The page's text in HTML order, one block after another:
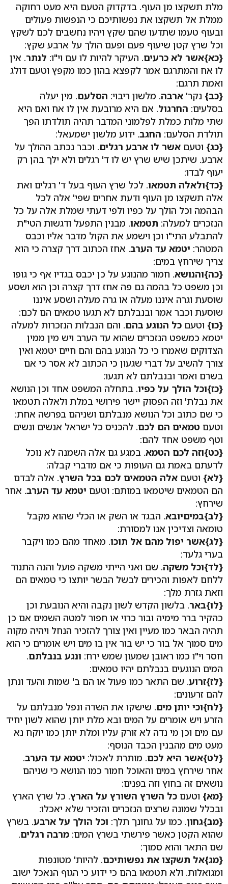
מלת תשקצו מן העוף. בדקדוק הטעם היא מעט רחוקה
ממלת אל תשקצו את נפשותיכם כי הנפשות פעולים
ובעוף טעמו שתדעו שהם שקץ ויהיו נחשבים לכם לשקץ
וכל שרץ קטן שיעוף פעם ופעם הולך על ארבע שקץ:
{כא}אשר לא כרעים. העיקר להיות לו עם וי"ו: לנתר. אין
לו אח והמתרגם אמר לקפצא בהון כמו מקפץ וטעם דולג
ואמת תרגם:
{כב} נקר' ארבה. מלשון ריבוי: הסלעם. מין יעלה
בסלעים: החרגול. אם היא מרובעת אין לו אח ואם היא
שתי מלות כמלת לפלמוני המדבר תהיה תולדתו הפך
תולדת הסלעם: החגב. ידוע מלשון ישמעאל:
{כג} וטעם אשר לו ארבע רגלים. וכבר נכתב ההולך על
ארבע. שיתכן שיש שרץ יש לו ד' רגלים ולא ילך בהן רק
יעוף לבדו:
{כד}ולאלה תטמאו. לכל שרץ העוף בעל ד' רגלים ואת
אלה תשקצו מן העוף ודעת אחרים שפי' אלה לכל
הבהמה וכל הולך על כפיו ולפי דעתי שמלת אלה על כל
הנזכרים למעלה: תטמאו. מבנין התפעל ודגשות הטי"ת
להתבלע התי"ו וכן וישמע את הקול מדבר אליו וכבס
המטהר: יטמא עד הערב. אחז הכתוב דרך קצרה כי הוא
צריך שירחץ במים:
{כה}והנושא. חמור מהנוגע על כן יכבס בגדיו אף כי גופו
וכן משפט כל בהמה גם פה אחז דרך קצרה וכן הוא ושסע
שוסעת וגרה איננו מעלה או גרה מעלה ושסע איננו
שוסעת וכבר אמר ובנבלתם לא תגעו טמאים הם לכם:
{כו} וטעם כל הנוגע בהם. והם הנבלות הנזכרות למעלה
יטמא כמשפט הנזכרים שהוא עד הערב ויש מין ממין
הצדוקים שאמרו כי כל הנוגע בהם והם חיים יטמא ואין
צורך להשיב על דברי שגעון כי הכתוב לא אסר כי אם
בשרם ואמר ובנבלתם לא תגעו:
{כז}וכל הולך על כפיו. בתחלה המשפט אחד וכן הנושא
את נבלת' וזה הפסוק יישר פירושי במלת ולאלה תטמאו
כי שם כתוב וכל הנושא מנבלתם ושניהם בפרשה אחת:
וטעם טמאים הם לכם. להכניס כל ישראל אנשים ונשים
וטף משפט אחד להם:
{כט}וזה לכם הטמא. במגע גם אלה השמנה לא נוכל
לדעתם באמת גם העופות כי אם מדברי קבלה:
{לא} וטעם אלה הטמאים לכם בכל השרץ. אלה לבדם
הם הטמאים שיטמאו במותם: וטעם יטמא עד הערב. אחר
שירחץ:
{לב}במיםיובא. הבגד או השק או הכלי שהוא מקבל
טומאה וצדיכין אנו למסורת:
{לג}אשר יפול מהם אל תוכו. מאחד מהם כמו ויקבר
בערי גלעד:
{לד}וכל משקה. שם ואני הייתי משקה פועל והנה התנוד
ללחם לאפות והכירים לבשל הבשר יותצו כי טמאים הם
וזאת גזרת מלך:
{לו}באר. בלשון הקדש לשון נקבה והיא הנובעת וכן
כהקיר ברר מימיה ובור כרוי או חפור למטה השמים אם כן
תהיה הבאר כמו מעיין ואין צורך להזכיר הנחל ויהיה מקוה
מים סמוך אל בור כי יש בור אין בו מים ויש אומרים כי הוא
חסר וי"ו כמו ראובן שמעון שמש ירח: ונגע בנבלתם.
המים הנוגעים בנבלתם יהיו טמאים:
{לז}זרוע. שם התאר כמו פעול או הם ב' שמות והעד ונתן
להם זרעונים:
{לח}וכי יותן מים. שישקו את השדה ונפל מנבלתם על
הזרע ויש אומרים על המים ובא מלת יותן שהוא לשון יחיד
עם מים וכן מי נדה לא זורק עליו ומלת יותן כמו יוקח נא
מעט מים מהבנין הכבד הנוסף:
{לט}אשר היא לכם. מותרת לאכול: יטמא עד הערב.
אחר שירחץ במים והאוכל חמור כמו הנושא כי שניהם
נושאים זה בחוץ וזה בפנים:
{מא} וטעם כל השרץ השורץ על הארץ. כל שרץ הארץ
ובכלל שמונה שרצים הנזכרים והזכיר שלא יאכלו:
{מב}גחון. כמו על גחונך תלך: וכל הולך על ארבע. בשרץ
שהוא הקטן כאשר פירשתי בשרץ המים: מרבה רגלים.
שם התאר והוא סמוך:
{מג}אל תשקצו את נפשותיכם. להיות' מטונפות
ומגואלות. ולא תטמאו בהם כי ידוע כי הגוף הנאכל ישוב